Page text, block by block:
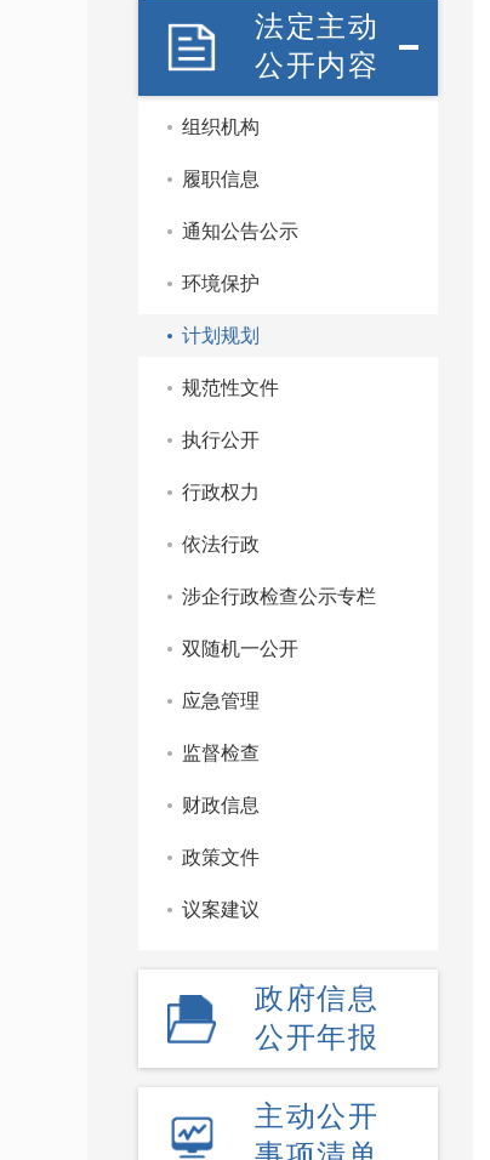
法定主动
公开内容
组织机构
履职信息
通知公告公示
环境保护
计划规划
规范性文件
执行公开
行政权力
依法行政
涉企行政检查公示专栏
双随机一公开
应急管理
监督检查
财政信息
政策文件
议案建议
政府信息
公开年报
主动公开